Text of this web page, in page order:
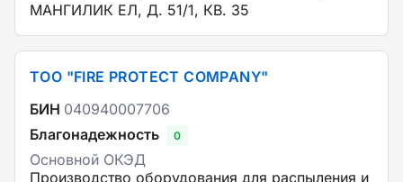
МАНГИЛИК ЕЛ, Д. 51/1, КВ. 35
ТОО "FIRE PROTECT COMPANY"
БИН 040940007706
Благонадежность
0
Основной ОКЭД
Производство оборудования для распыления и